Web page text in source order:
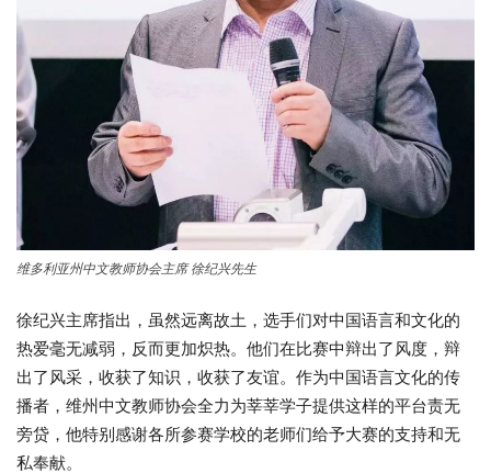
维多利亚州中文教师协会主席 徐纪兴先生
徐纪兴主席指出，虽然远离故土，选手们对中国语言和文化的
热爱毫无减弱，反而更加炽热。他们在比赛中辩出了风度，辩
出了风采，收获了知识，收获了友谊。作为中国语言文化的传
播者，维州中文教师协会全力为莘莘学子提供这样的平台责无
旁贷，他特别感谢各所参赛学校的老师们给予大赛的支持和无
私奉献。